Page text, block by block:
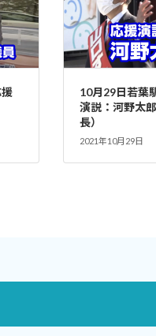
10月29日若葉
演説：河野太
長）
2021年10月29日